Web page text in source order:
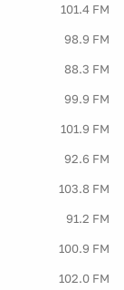
101.4 FM
98.9 FM
88.3 FM
99.9 FM
101.9 FM
92.6 FM
103.8 FM
91.2 FM
100.9 FM
102.0 FM